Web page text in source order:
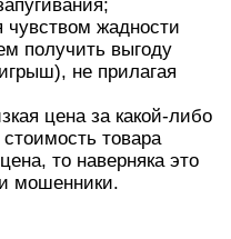
жадности
получить выгоду
не прилагая
цена за какой-либо
товара
то наверняка это
мошенники.